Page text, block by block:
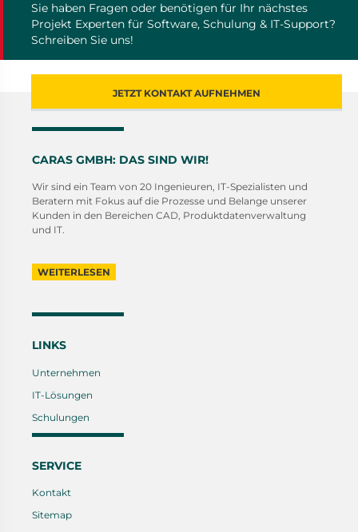
Sie haben Fragen oder benötigen für Ihr nächstes
Projekt Experten für Software, Schulung & IT-Support?
Schreiben Sie uns!
JETZT KONTAKT AUFNEHMEN
CARAS GMBH: DAS SIND WIR!
Wir sind ein Team von 20 Ingenieuren, IT-Spezialisten und
Beratern mit Fokus auf die Prozesse und Belange unserer
Kunden in den Bereichen CAD, Produktdatenverwaltung
und IT.
WEITERLESEN
LINKS
Unternehmen
IT-Lösungen
Schulungen
SERVICE
Kontakt
Sitemap